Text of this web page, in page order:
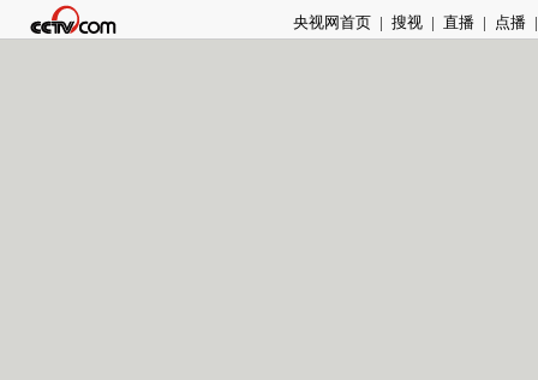
央视网首页 | 搜视 | 直播 | 点播 |